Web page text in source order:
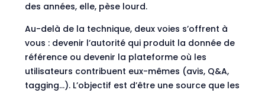
des années, elle, pèse lourd.
Au-delà de la technique, deux voies s’offrent à
vous : devenir l’autorité qui produit la donnée de
référence ou devenir la plateforme où les
utilisateurs contribuent eux-mêmes (avis, Q&A,
tagging…). L’objectif est d’être une source que les